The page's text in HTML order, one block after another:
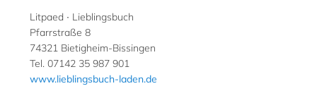
Litpaed ∙ Lieblingsbuch
Pfarrstraße 8
74321 Bietigheim-Bissingen
Tel. 07142 35 987 901
www.lieblingsbuch-laden.de